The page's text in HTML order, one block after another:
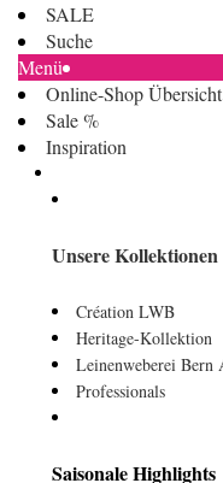
SALE
Suche
Menü
Online-Shop Übersicht
Sale %
Inspiration
Unsere Kollektionen
Création LWB
Heritage-Kollektion
Leinenweberei Bern
Professionals
Saisonale Highlights